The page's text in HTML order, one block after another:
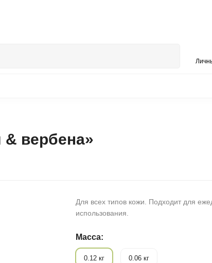
вербена»
Для всех типов кожи. Подходит для
использования.
Масса:
0.12 кг 0.06 кг